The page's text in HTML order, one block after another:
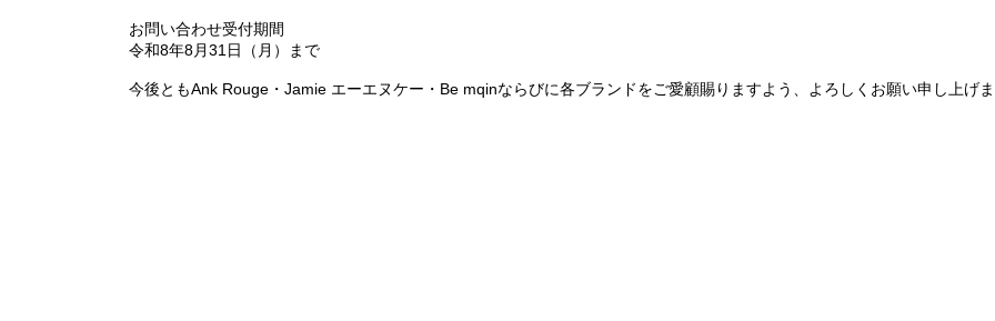
お問い合わせ受付期間
令和8年8月31日（月）まで
今後ともAnk Rouge・Jamie エーエヌケー・Be mqinならびに各ブランドをご愛顧賜りますよう、よろしくお願い申し上げま